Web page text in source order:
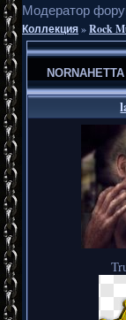
Модератор
Коллекция»Rock